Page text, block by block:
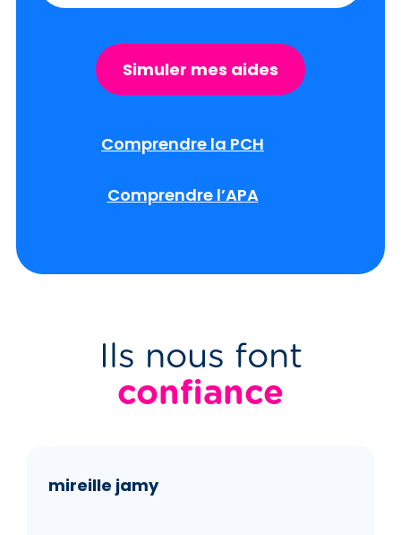
Simuler mes aides
Comprendre la PCH
Comprendre l’APA
Ils nous font
confiance
mireille jamy